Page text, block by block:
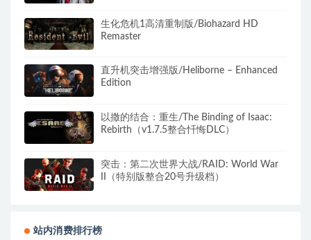
生化危机1高清重制版/Biohazard HD
Remaster
直升机突击增强版/Heliborne – Enhanced
Edition
以撒的结合：重生/The Binding of Isaac:
Rebirth（v1.7.5整合忏悔DLC）
突击：第二次世界大战/RAID: World War
II（特别版整合20号升级档）
站内消费排行榜